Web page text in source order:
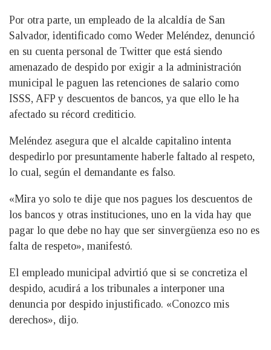
Por otra parte, un empleado de la alcaldía de San
Salvador, identificado como Weder Meléndez, denunció
en su cuenta personal de Twitter que está siendo
amenazado de despido por exigir a la administración
municipal le paguen las retenciones de salario como
ISSS, AFP y descuentos de bancos, ya que ello le ha
afectado su récord crediticio.
Meléndez asegura que el alcalde capitalino intenta
despedirlo por presuntamente haberle faltado al respeto,
lo cual, según el demandante es falso.
«Mira yo solo te dije que nos pagues los descuentos de
los bancos y otras instituciones, uno en la vida hay que
pagar lo que debe no hay que ser sinvergüenza eso no es
falta de respeto», manifestó.
El empleado municipal advirtió que si se concretiza el
despido, acudirá a los tribunales a interponer una
denuncia por despido injustificado. «Conozco mis
derechos», dijo.